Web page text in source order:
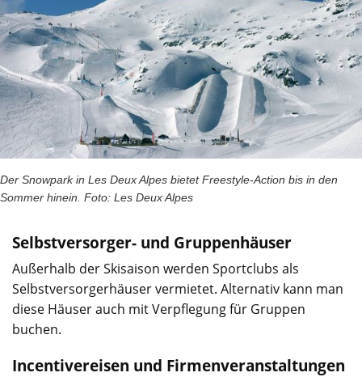
Der Snowpark in Les Deux Alpes bietet Freestyle-Action bis in den
Sommer hinein. Foto: Les Deux Alpes
Selbstversorger- und Gruppenhäuser
Außerhalb der Skisaison werden Sportclubs als
Selbstversorgerhäuser vermietet. Alternativ kann man
diese Häuser auch mit Verpflegung für Gruppen
buchen.
Incentivereisen und Firmenveranstaltungen